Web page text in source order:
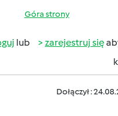
Góra strony
lub zarejestruj się
Dołączył :